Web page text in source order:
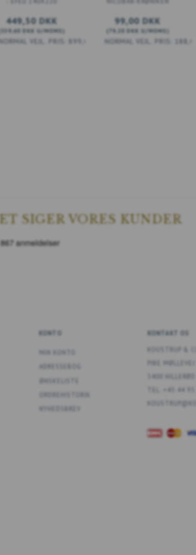
449,50 DKK
359,60 DKK U/MOMS
899,00 DKK
99,00 DKK
79,20 DKK U/MOMS
SIGER VORES KUNDER
KONTO
MIN KONTO
ADRESSEBOG
KONTAKT OS
PIBE MØLLEVEJ
3400 HILLERØD
TEL. +45 44 95